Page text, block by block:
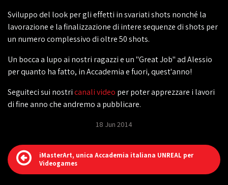
Sviluppo del look per gli effetti in svariati shots nonché la
lavorazione e la finalizzazione di intere sequenze di shots per
un numero complessivo di oltre 50 shots.
Un bocca a lupo ai nostri ragazzi e un "Great Job" ad Alessio
per quanto ha fatto, in Accademia e fuori, quest'anno!
Seguiteci sui nostricanali video per poter apprezzare i lavori
di fine anno che andremo a pubblicare.
18 Jun 2014
iMasterArt, unica Accademia italiana UNREAL per
Videogames